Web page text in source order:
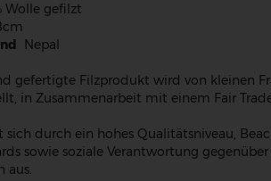
Wolle gefilzt
Nepal
gefertigte Filzprodukt wird von kleinen
in Zusammenarbeit mit einem Fair
sich durch ein hohes Qualitätsniveau,
sowie soziale Verantwortung gegenüber
aus.